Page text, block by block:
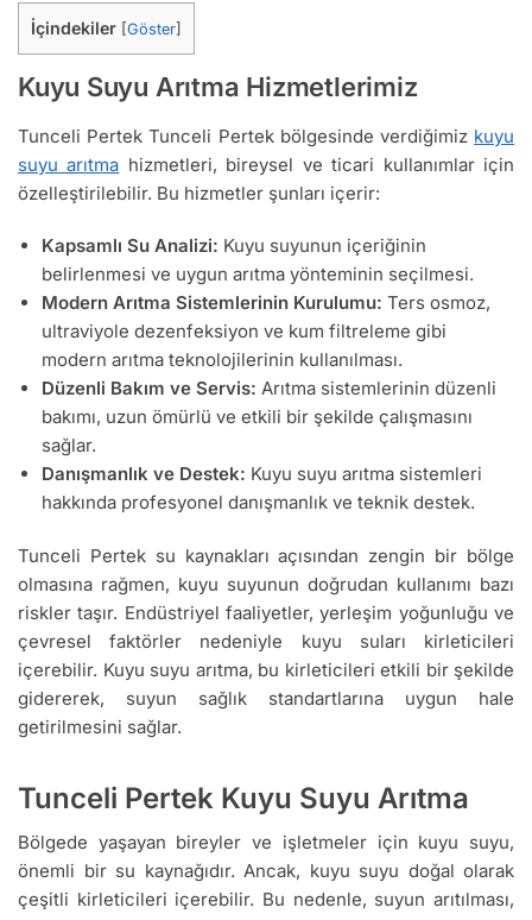
İçindekiler Göster
Kuyu Suyu Arıtma Hizmetlerimiz
Tunceli Pertek Tunceli Pertek bölgesinde verdiğimiz kuyu
suyu arıtma hizmetleri, bireysel ve ticari kullanımlar için
özelleştirilebilir. Bu hizmetler şunları içerir:
Kapsamlı Su Analizi: Kuyu suyunun içeriğinin
belirlenmesi ve uygun arıtma yönteminin seçilmesi.
Modern Arıtma Sistemlerinin Kurulumu: Ters osmoz,
ultraviyole dezenfeksiyon ve kum filtreleme gibi
modern arıtma teknolojilerinin kullanılması.
Düzenli Bakım ve Servis: Arıtma sistemlerinin düzenli
bakımı, uzun ömürlü ve etkili bir şekilde çalışmasını
sağlar.
Danışmanlık ve Destek: Kuyu suyu arıtma sistemleri
hakkında profesyonel danışmanlık ve teknik destek.
Tunceli Pertek su kaynakları açısından zengin bir bölge
olmasına rağmen, kuyu suyunun doğrudan kullanımı bazı
riskler taşır. Endüstriyel faaliyetler, yerleşim yoğunluğu ve
çevresel faktörler nedeniyle kuyu suları kirleticileri
içerebilir. Kuyu suyu arıtma, bu kirleticileri etkili bir şekilde
gidererek, suyun sağlık standartlarına uygun hale
getirilmesini sağlar.
Tunceli Pertek Kuyu Suyu Arıtma
Bölgede yaşayan bireyler ve işletmeler için kuyu suyu,
önemli bir su kaynağıdır. Ancak, kuyu suyu doğal olarak
çeşitli kirleticileri içerebilir. Bu nedenle, suyun arıtılması,